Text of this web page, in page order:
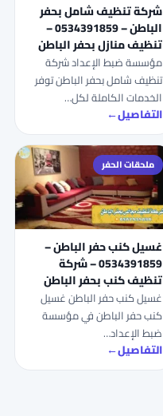
شركة تنظيف شامل بحفر
الباطن – 0534391859 –
تنظيف منازل بحفر الباطن
مؤسسة ضبط الإعداد شركة
تنظيف شامل بحفر الباطن توفر
الخدمات الكاملة لكل…
التفاصيل←
ملحقات الحفر
غسيل كنب حفر الباطن –
0534391859 – شركة
تنظيف كنب بحفر الباطن
غسيل كنب حفر الباطن غسيل
كنب حفر الباطن في مؤسسة
ضبط الإعداد…
التفاصيل←